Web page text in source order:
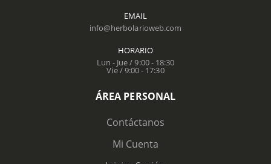
EMAIL
info@herbolarioweb.com
HORARIO
Lun - Jue / 9:00 - 18:30
Vie / 9:00 - 17:30
ÁREA PERSONAL
Contáctanos
Mi Cuenta